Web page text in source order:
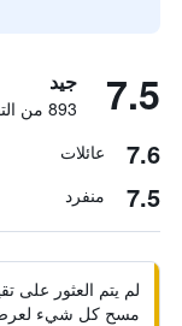
7.5 جيد
893 من التقييمات تم التحقق منها
7.6 عائلات
7.5 منفرد
لم يتم العثور على
مسح كل شيء لعرض